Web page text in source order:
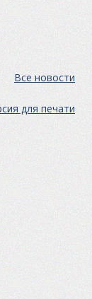
Все новости
для печати